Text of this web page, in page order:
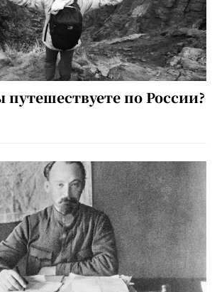
путешествуете по России?